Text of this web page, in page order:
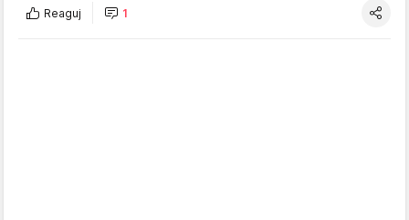
Reaguj 1